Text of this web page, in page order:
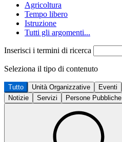
Agricoltura
Tempo libero
Istruzione
Tutti gli argomenti...
Inserisci i termini di ricerca
Seleziona il tipo di contenuto
Tutto Unità Organizzative Eventi
Notizie
Servizi Persone Pubbliche